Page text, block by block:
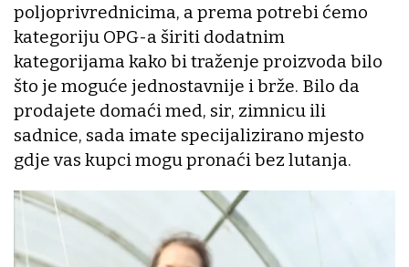
poljoprivrednicima, a prema potrebi ćemo
kategoriju OPG-a širiti dodatnim
kategorijama kako bi traženje proizvoda bilo
što je moguće jednostavnije i brže. Bilo da
prodajete domaći med, sir, zimnicu ili
sadnice, sada imate specijalizirano mjesto
gdje vas kupci mogu pronaći bez lutanja.